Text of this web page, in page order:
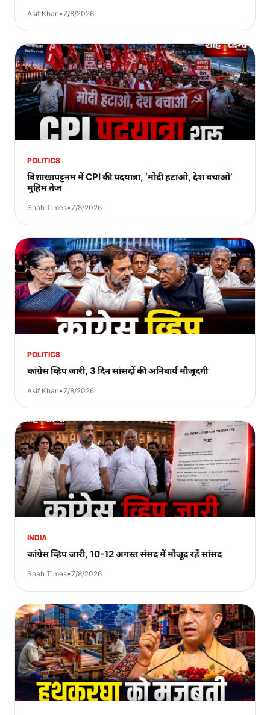
Asif Khan•7/8/2026
POLITICS
विशाखापट्टनम में CPI की पदयात्रा, ‘मोदी हटाओ, देश बचाओ’
मुहिम तेज
Shah Times•7/8/2026
POLITICS
कांग्रेस व्हिप जारी, 3 दिन सांसदों की अनिवार्य मौजूदगी
Asif Khan•7/8/2026
INDIA
कांग्रेस व्हिप जारी, 10-12 अगस्त संसद में मौजूद रहें सांसद
Shah Times•7/8/2026